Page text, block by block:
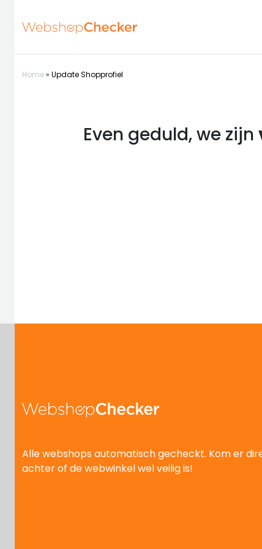
Home» Update Shopprofiel
Even geduld, we zijn
Alle webshops automatisch gecheckt. Kom er
achter of de webwinkel wel veilig is!